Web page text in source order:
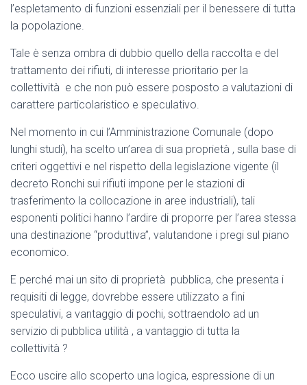
l’espletamento di funzioni essenziali per il benessere di tutta
la popolazione.
Tale è senza ombra di dubbio quello della raccolta e del
trattamento dei rifiuti, di interesse prioritario per la
collettività e che non può essere posposto a valutazioni di
carattere particolaristico e speculativo.
Nel momento in cui l’Amministrazione Comunale (dopo
lunghi studi), ha scelto un’area di sua proprietà , sulla base di
criteri oggettivi e nel rispetto della legislazione vigente (il
decreto Ronchi sui rifiuti impone per le stazioni di
trasferimento la collocazione in aree industriali), tali
esponenti politici hanno l’ardire di proporre per l’area stessa
una destinazione “produttiva”, valutandone i pregi sul piano
economico.
E perché mai un sito di proprietà pubblica, che presenta i
requisiti di legge, dovrebbe essere utilizzato a fini
speculativi, a vantaggio di pochi, sottraendolo ad un
servizio di pubblica utilità , a vantaggio di tutta la
collettività ?
Ecco uscire allo scoperto una logica, espressione di un